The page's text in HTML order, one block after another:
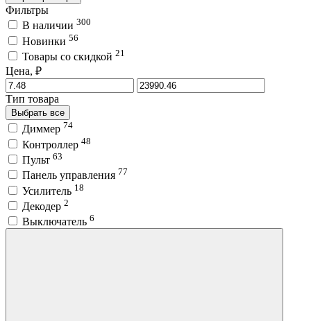
Фильтры
В наличии 300
Новинки 56
Товары со скидкой 21
Цена, ₽
Тип товара
Выбрать все
Диммер 74
Контроллер 48
Пульт 63
Панель управления 77
Усилитель 18
Декодер 2
Выключатель 6